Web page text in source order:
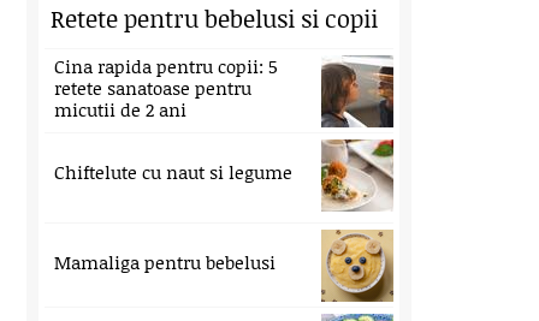
Retete pentru bebelusi si copii
Cina rapida pentru copii: 5
retete sanatoase pentru
micutii de 2 ani
Chiftelute cu naut si legume
Mamaliga pentru bebelusi